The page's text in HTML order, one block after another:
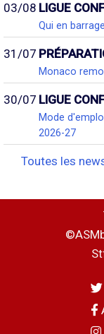
03/08 LIGUE
Qui en
31/07
Monaco
30/07 LIGUE
Mode
2026-27
Toutes les